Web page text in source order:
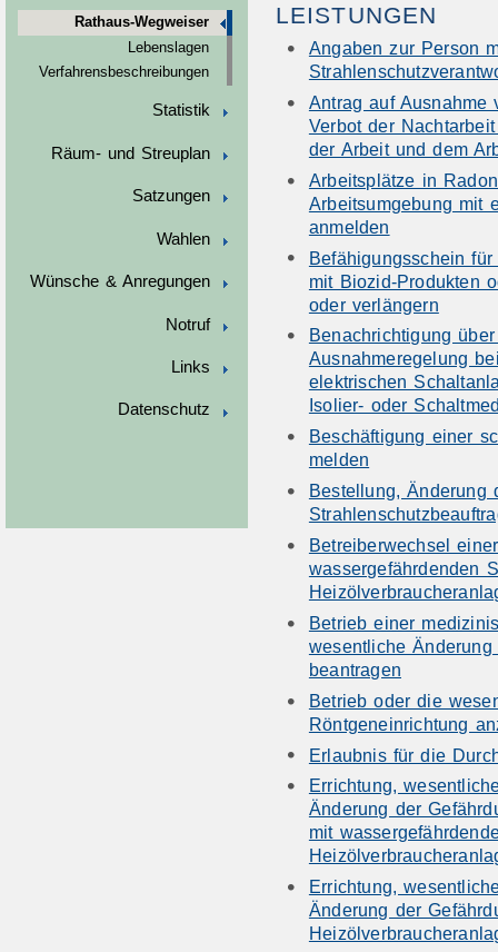
Rathaus-Wegweiser
Lebenslagen
Verfahrensbeschreibungen
Statistik
Räum- und Streuplan
Satzungen
Wahlen
Wünsche & Anregungen
Notruf
Links
Datenschutz
LEISTUNGEN
Angaben zur Person
Antrag auf Ausnahme
Verbot der
der Arbeit und dem
Arbeitsplätze in
Arbeitsumgebung mit
anmelden
Befähigungsschein
mit Biozid-Produkten
oder verlängern
Benachrichtigung
Ausnahmeregelung
elektrischen
Isolier- oder
Beschäftigung einer
melden
Bestellung, Änderung
Betreiberwechsel
wassergefährdenden
Betrieb einer
wesentliche
beantragen
Betrieb oder die
Röntgeneinrichtung
Erlaubnis für die
Errichtung,
Änderung der
mit
Errichtung,
Änderung der